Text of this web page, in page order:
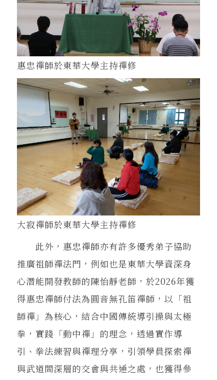
惠忠禪師於東華大學主持禪修
大寂禪師於東華大學主持禪修
此外，惠忠禪師亦有許多優秀弟子協助
推廣祖師禪法門，例如也是東華大學資深身
心潛能開發教師的陳怡靜老師，於2026年獲
得惠忠禪師付法為圓音無孔笛禪師，以「祖
師禪」為核心，結合中國傳統導引操與太極
拳，實踐「動中禪」的理念，透過實作導
引、拳法練習與禪理分享，引領學員探索禪
與武道間深層的交會與共通之處，也獲得參